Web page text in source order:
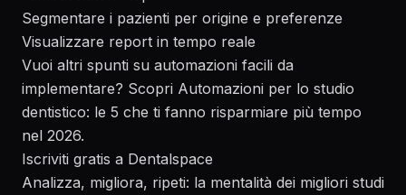
Segmentare i pazienti per origine e preferenze
Visualizzare report in tempo reale
Vuoi altri spunti su automazioni facili da
implementare? Scopri Automazioni per lo studio
dentistico: le 5 che ti fanno risparmiare più tempo
nel 2026.
Iscriviti gratis a Dentalspace
Analizza, migliora, ripeti: la mentalità dei migliori studi